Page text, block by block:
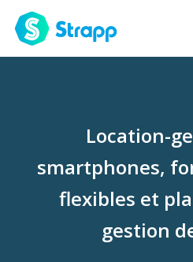
Location-
smartphones,
flexibles et
gestion